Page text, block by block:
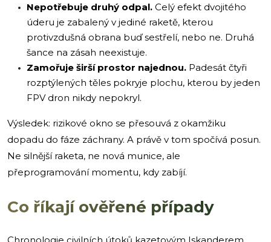
Nepotřebuje druhý odpal. Celý efekt dvojitého
úderu je zabalený v jediné raketě, kterou
protivzdušná obrana buď sestřelí, nebo ne. Druhá
šance na zásah neexistuje.
Zamořuje širší prostor najednou. Padesát čtyři
rozptýlených těles pokryje plochu, kterou by jeden
FPV dron nikdy nepokryl.
Výsledek: rizikové okno se přesouvá z okamžiku
dopadu do fáze záchrany. A právě v tom spočívá posun.
Ne silnější raketa, ne nová munice, ale
přeprogramování momentu, kdy zabíjí.
Co říkají ověřené případy